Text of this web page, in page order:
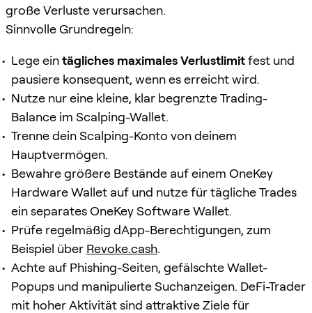
große Verluste verursachen.
Sinnvolle Grundregeln:
Lege eintägliches maximales Verlustlimitfest und
pausiere konsequent, wenn es erreicht wird.
Nutze nur eine kleine, klar begrenzte Trading-
Balance im Scalping-Wallet.
Trenne dein Scalping-Konto von deinem
Hauptvermögen.
Bewahre größere Bestände auf einem OneKey
Hardware Wallet auf und nutze für tägliche Trades
ein separates OneKey Software Wallet.
Prüfe regelmäßig dApp-Berechtigungen, zum
Beispiel über Revoke.cash.
Achte auf Phishing-Seiten, gefälschte Wallet-
Popups und manipulierte Suchanzeigen. DeFi-Trader
mit hoher Aktivität sind attraktive Ziele für